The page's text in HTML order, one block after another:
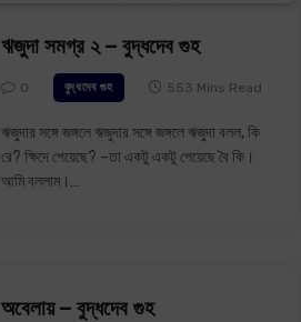
ঋজুদা সমগ্র ২ – বুদ্ধদেব গুহ
0 বুদ্ধদেব গুহ 553 Mins Read
ঋজুদার সঙ্গে জঙ্গলে ঋজুদার সঙ্গে জঙ্গলে ঋজুদা বলল, কি
রে? ক্ষিদে পেয়েছে? –তা একটু একটু পেয়েছে বৈ কি।
আমি বললাম।…
অবেলায় – বুদ্ধদেব গুহ